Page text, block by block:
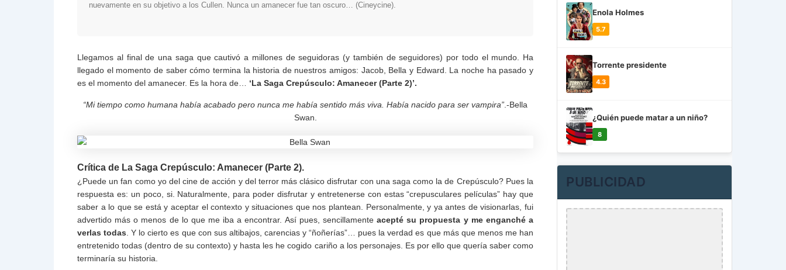
nuevamente en su objetivo a los Cullen. Nunca un amanecer fue tan oscuro… (Cineycine).
Llegamos al final de una saga que cautivó a millones de seguidoras (y también de seguidores) por todo el mundo. Ha
llegado el momento de saber cómo termina la historia de nuestros amigos: Jacob, Bella y Edward. La noche ha pasado y
es el momento del amanecer. Es la hora de…
‘La Saga Crepúsculo: Amanecer (Parte 2)’.
“Mi tiempo como humana había acabado pero nunca me había sentido más viva. Había nacido para ser vampira” .-Bella
Swan.
Crítica de La Saga Crepúsculo: Amanecer (Parte 2).
¿Puede un fan como yo del cine de acción y del terror más clásico disfrutar con una saga como la de Crepúsculo? Pues la
respuesta es: un poco, si. Naturalmente, para poder disfrutar y entretenerse con estas “crepusculares películas” hay que
saber a lo que se está y aceptar el contexto y situaciones que nos plantean. Personalmente, y ya antes de visionarlas, fui
advertido más o menos de lo que me iba a encontrar. Así pues, sencillamenteacepté su propuesta y me enganché a
verlas todas . Y lo cierto es que con sus altibajos, carencias y “ñoñerías”… pues la verdad es que más que menos me han
entretenido todas (dentro de su contexto) y hasta les he cogido cariño a los personajes. Es por ello que quería saber como
terminaría su historia.
Enola Holmes
5.7
Torrente presidente
4.3
¿Quién puede matar a un niño?
8
PUBLICIDAD